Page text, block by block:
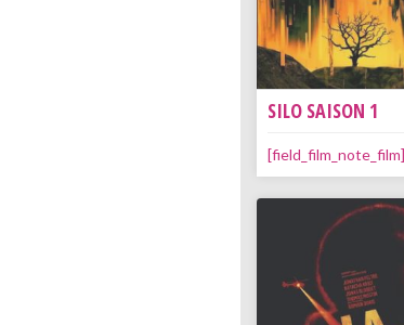
SILO SAISON 1
[field_film_note_film]